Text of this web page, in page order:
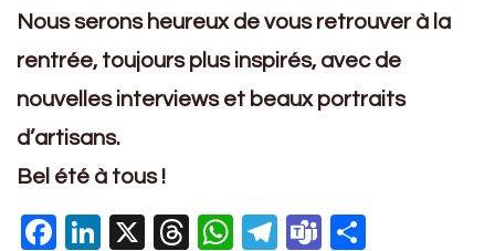
Nous serons heureux de vous retrouver à la
rentrée, toujours plus inspirés, avec de
nouvelles interviews et beaux portraits
d’artisans.
Bel été à tous !
Facebook
LinkedIn
X Threads
WhatsApp
Telegram
Teams